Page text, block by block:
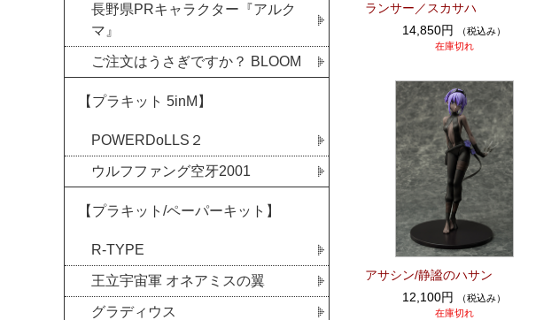
ランサー／スカサハ
14,850円
（税込み）
在庫切れ
アサシン/静謐のハサン
12,100円
（税込み）
在庫切れ
長野県PRキャラクター『アルク
マ』
ご注文はうさぎですか？ BLOOM
【プラキット 5inM】
POWERDoLLS２
ウルフファング空牙2001
【プラキット/ペーパーキット】
R-TYPE
王立宇宙軍 オネアミスの翼
グラディウス